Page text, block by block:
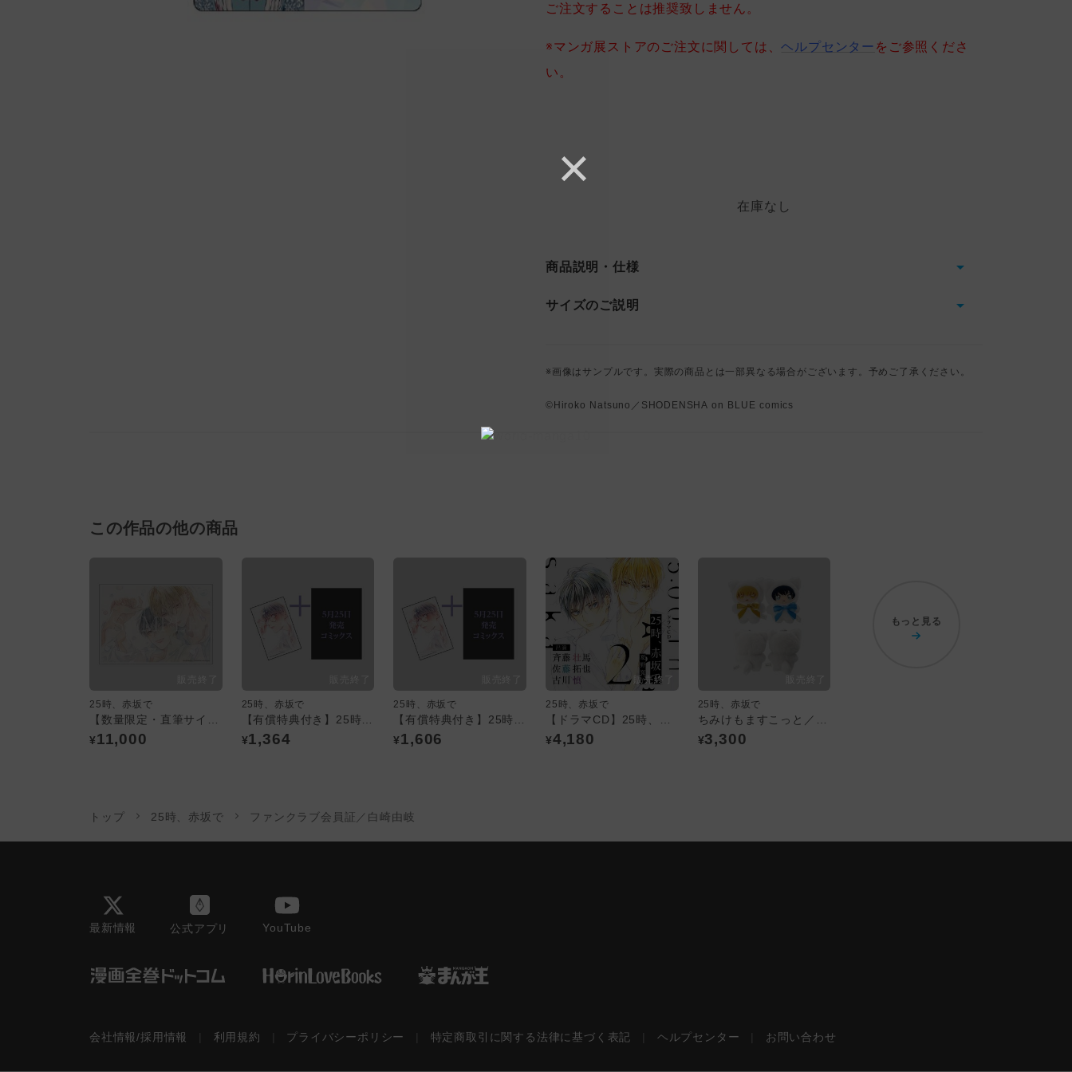
ご注文することは推奨致しません。
※マンガ展ストアのご注文に関しては、ヘルプセンター をご参照くださ
い。
在庫なし
商品説明・仕様
サイズのご説明
※画像はサンプルです。実際の商品とは一部異なる場合がございます。予めご了承ください。
©Hiroko Natsuno／SHODENSHA on BLUE comics
この作品の他の商品
25時、赤坂で
¥11,000
25時、赤坂で
¥1,364
25時、赤坂で
¥1,606
25時、赤坂で
¥4,180
25時、赤坂で
¥3,300
もっと見る
トップ 25時、赤坂で ファンクラブ会員証／白崎由岐
最新情報 公式アプリ YouTube
会社情報/採用情報 利用規約 プライバシーポリシー 特定商取引に関する法律に基づく表記 ヘルプセンター お問い合わせ